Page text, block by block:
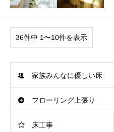
36件中 1〜10件を表示
家族みんなに優しい床
フローリング上張り
床工事